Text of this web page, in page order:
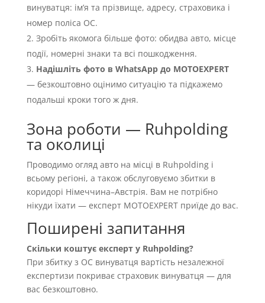
винуватця: імʼя та прізвище, адресу, страховика і
номер поліса OC.
Зробіть якомога більше фото: обидва авто, місце
події, номерні знаки та всі пошкодження.
Надішліть фото в WhatsApp до MOTOEXPERT
— безкоштовно оцінимо ситуацію та підкажемо
подальші кроки того ж дня.
Зона роботи — Ruhpolding
та околиці
Проводимо огляд авто на місці в Ruhpolding і
всьому регіоні, а також обслуговуємо збитки в
коридорі Німеччина–Австрія. Вам не потрібно
нікуди їхати — експерт MOTOEXPERT приїде до вас.
Поширені запитання
Скільки коштує експерт у Ruhpolding?
При збитку з OC винуватця вартість незалежної
експертизи покриває страховик винуватця — для
вас безкоштовно.